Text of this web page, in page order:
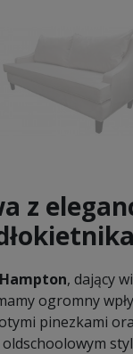
z
, dający
ogromny
pinezkami